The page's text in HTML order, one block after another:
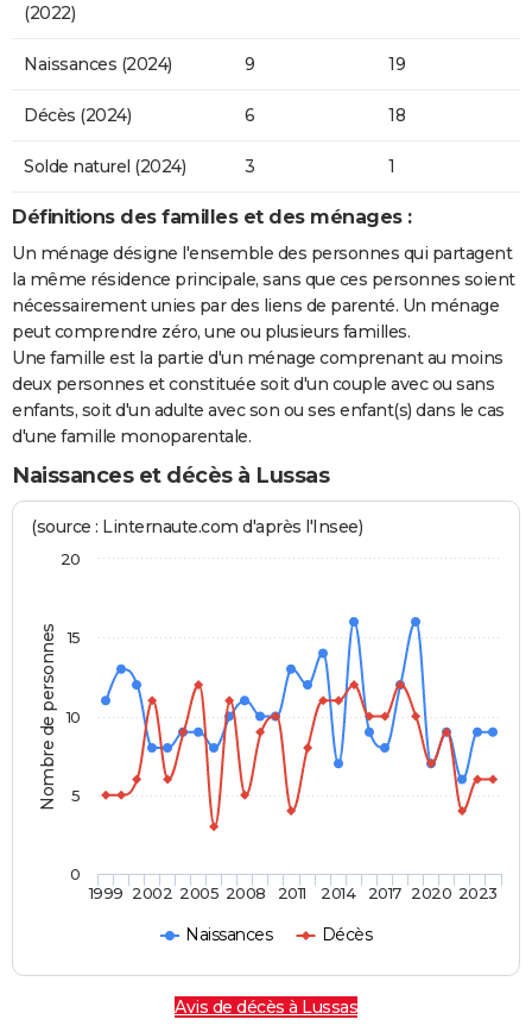
(2022)
Naissances (2024) 9 19
Décès (2024) 6 18
Solde naturel (2024) 3 1
Définitions des familles et des ménages :
Un ménage désigne l'ensemble des personnes qui partagent
la même résidence principale, sans que ces personnes soient
nécessairement unies par des liens de parenté. Un ménage
peut comprendre zéro, une ou plusieurs familles.
Une famille est la partie d'un ménage comprenant au moins
deux personnes et constituée soit d'un couple avec ou sans
enfants, soit d'un adulte avec son ou ses enfant(s) dans le cas
d'une famille monoparentale.
Naissances et décès à Lussas
Nombre de personnes
(source : Linternaute.com d'après l'Insee)
Naissances Décès
1999 2002 2005 2008 2011 2014 2017 2020 2023
0
5
10
15
20
Avis de décès à Lussas